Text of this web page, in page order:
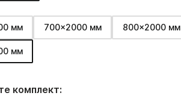
мм 700x2000 мм 800x2000 мм
мм
комплект: